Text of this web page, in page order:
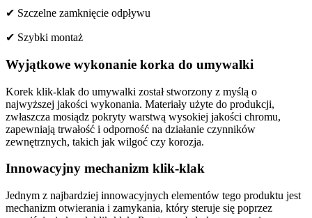
✔ Szczelne zamknięcie odpływu
✔ Szybki montaż
Wyjątkowe wykonanie korka do umywalki
Korek klik-klak do umywalki został stworzony z myślą o
najwyższej jakości wykonania. Materiały użyte do produkcji,
zwłaszcza mosiądz pokryty warstwą wysokiej jakości chromu,
zapewniają trwałość i odporność na działanie czynników
zewnętrznych, takich jak wilgoć czy korozja.
Innowacyjny mechanizm klik-klak
Jednym z najbardziej innowacyjnych elementów tego produktu jest
mechanizm otwierania i zamykania, który steruje się poprzez